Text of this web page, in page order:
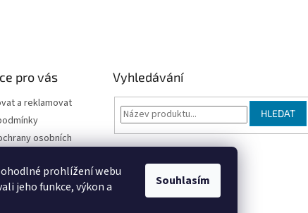
prohlížení webu
jeho funkce, výkon a
Souhlasím
pro vás
a reklamovat
osobních
Vyhledávání
HLEDAT